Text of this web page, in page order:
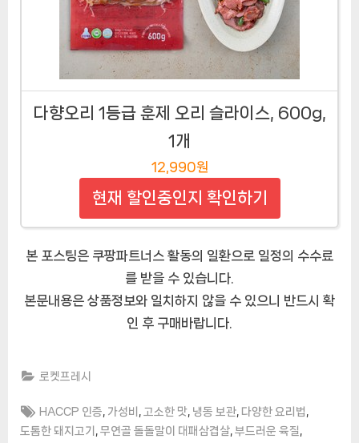
다향오리 1등급 훈제 오리 슬라이스, 600g,
1개
12,990원
현재 할인중인지 확인하기
본 포스팅은 쿠팡파트너스 활동의 일환으로 일정의 수수료
를 받을 수 있습니다.
본문내용은 상품정보와 일치하지 않을 수 있으니 반드시 확
인 후 구매바랍니다.
로켓프레시
Tags:
HACCP 인증 가성비 고소한 맛 냉동 보관 다양한 요리법
도톰한 돼지고기
무연골 돌돌말이 대패삼겹살 부드러운 육질